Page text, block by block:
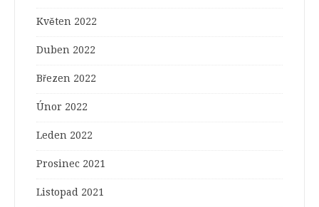
Květen 2022
Duben 2022
Březen 2022
Únor 2022
Leden 2022
Prosinec 2021
Listopad 2021